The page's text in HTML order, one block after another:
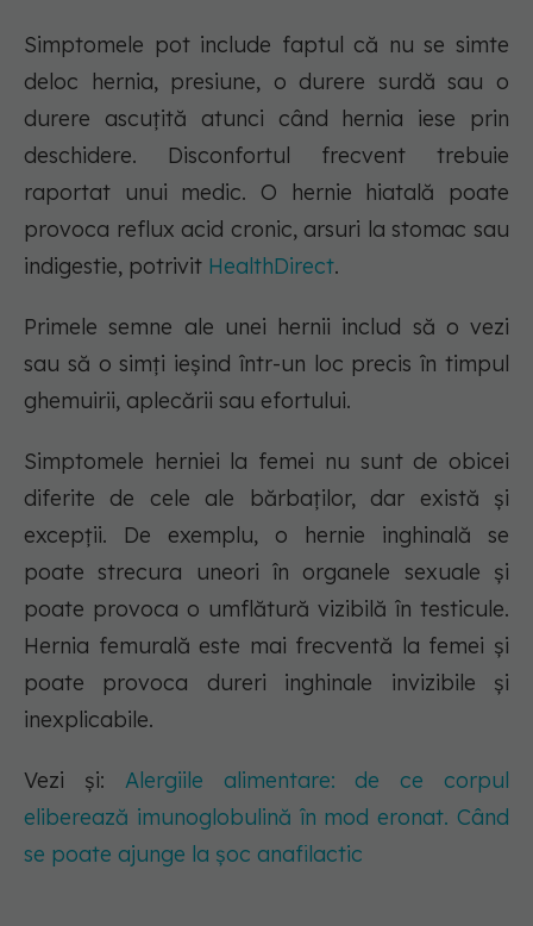
Simptomele pot include faptul că nu se simte
deloc hernia, presiune, o durere surdă sau o
durere ascuțită atunci când hernia iese prin
deschidere. Disconfortul frecvent trebuie
raportat unui medic. O hernie hiatală poate
provoca reflux acid cronic, arsuri la stomac sau
indigestie, potrivit HealthDirect.
Primele semne ale unei hernii includ să o vezi
sau să o simți ieșind într-un loc precis în timpul
ghemuirii, aplecării sau efortului.
Simptomele herniei la femei nu sunt de obicei
diferite de cele ale bărbaților, dar există și
excepții. De exemplu, o hernie inghinală se
poate strecura uneori în organele sexuale și
poate provoca o umflătură vizibilă în testicule.
Hernia femurală este mai frecventă la femei și
poate provoca dureri inghinale invizibile și
inexplicabile.
Vezi și: Alergiile alimentare: de ce corpul
eliberează imunoglobulină în mod eronat. Când
se poate ajunge la șoc anafilactic